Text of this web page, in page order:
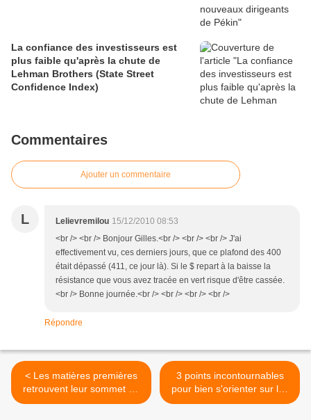
La confiance des investisseurs est
plus faible qu'après la chute de
Lehman Brothers (State Street
Confidence Index)
Commentaires
Ajouter un commentaire
L Lelievremilou 15/12/2010 08:53
<br /> <br /> Bonjour Gilles.<br /> <br /> <br /> J'ai
effectivement vu, ces derniers jours, que ce plafond des 400
était dépassé (411, ce jour là). Si le $ repart à la baisse la
résistance que vous avez tracée en vert risque d'être cassée.
<br /> Bonne journée.<br /> <br /> <br /> <br />
Répondre
< Les matières premières
retrouvent leur sommet de
2008
3 points incontournables
pour bien s'orienter sur les
matières premières >